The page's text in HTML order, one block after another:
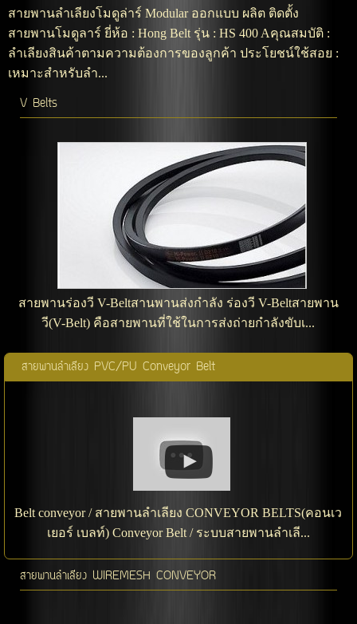
สายพานลำเลียงโมดูล่าร์ Modular ออกแบบ ผลิต ติดตั้ง
สายพานโมดูลาร์ ยี่ห้อ : Hong Belt รุ่น : HS 400 Aคุณสมบัติ :
ลำเลียงสินค้าตามความต้องการของลูกค้า ประโยชน์ใช้สอย :
เหมาะสำหรับลำ...
V Belts
สายพานร่องวี V-Beltสานพานส่งกำลัง ร่องวี V-Beltสายพาน
วี(V-Belt) คือสายพานที่ใช้ในการส่งถ่ายกำลังขับเ...
สายพานลำเลียง PVC/PU Conveyor Belt
Belt conveyor / สายพานลำเลียง CONVEYOR BELTS(คอนเว
เยอร์ เบลท์) Conveyor Belt / ระบบสายพานลำเลี...
สายพานลำเลียง WIREMESH CONVEYOR